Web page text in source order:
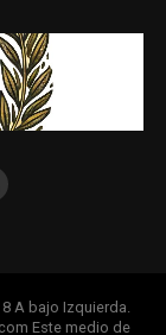
A bajo Izquierda.
Este medio de